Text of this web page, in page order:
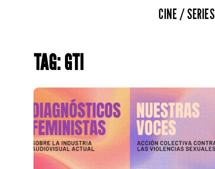
CINE / SERIES
TAG: GTI